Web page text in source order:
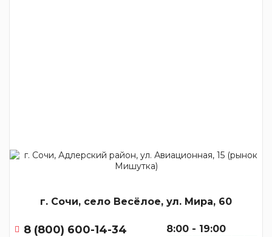
г. Сочи, село Весёлое, ул. Мира, 60
8 (800) 600-14-34 8:00 - 19:00